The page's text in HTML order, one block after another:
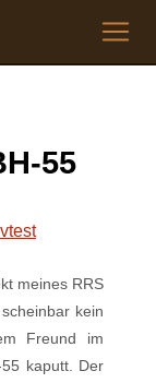
55
meines RRS
kein
Freund im
kaputt. Der